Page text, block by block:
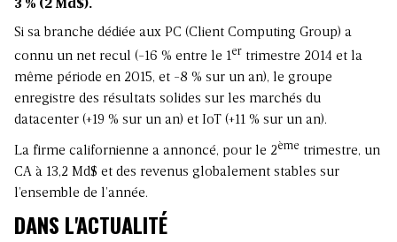
3 % (2 Md$).
Si sa branche dédiée aux PC (Client Computing Group) a
connu un net recul (-16 % entre le 1er trimestre 2014 et la
même période en 2015, et -8 % sur un an), le groupe
enregistre des résultats solides sur les marchés du
datacenter (+19 % sur un an) et IoT (+11 % sur un an).
La firme californienne a annoncé, pour le 2ème trimestre, un
CA à 13,2 Md$ et des revenus globalement stables sur
l’ensemble de l’année.
DANS L'ACTUALITÉ